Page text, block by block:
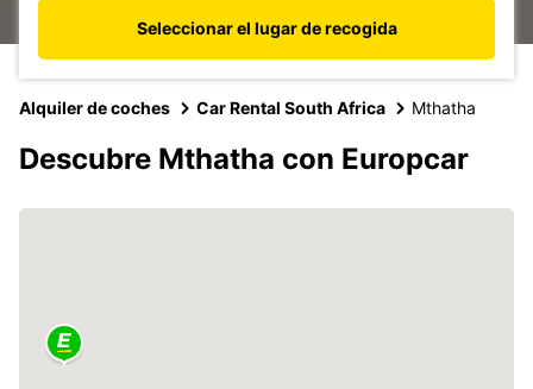
Seleccionar el lugar de recogida
Alquiler de coches Car Rental South Africa Mthatha
Descubre Mthatha con Europcar